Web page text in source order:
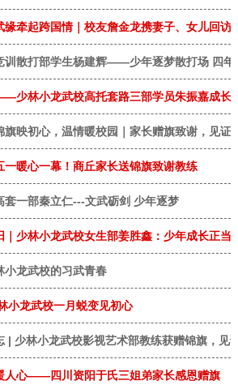
缘牵起跨国情｜校友詹金龙携妻子、女儿回访
训散打部学生杨建辉——少年逐梦散打场 四年
少林小龙武校高托套路三部学员朱振嘉成长
旗映初心，温情暖校园｜家长赠旗致谢，见证
一暖心一幕！商丘家长送锦旗致谢教练
套一部秦立仁---文武砺剑 少年逐梦
｜少林小龙武校女生部姜胜鑫：少年成长正当
小龙武校的习武青春
小龙武校一月蜕变见初心
| 少林小龙武校影视艺术部教练获赠锦旗，见
人心——四川资阳于氏三姐弟家长感恩赠旗
临泉 张** 9岁 男 报名成功
郑州 李** 13岁 男 报名成功